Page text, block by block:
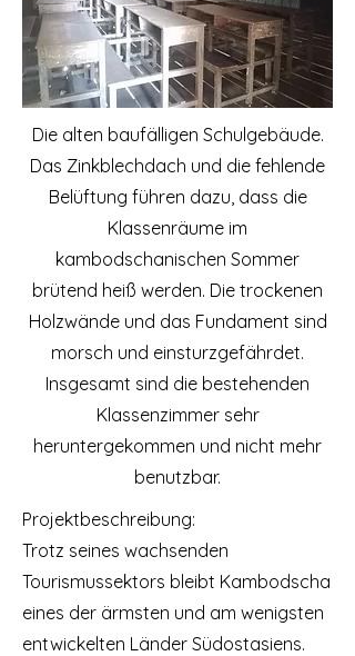
Die alten baufälligen Schulgebäude.
Das Zinkblechdach und die fehlende
Belüftung führen dazu, dass die
Klassenräume im
kambodschanischen Sommer
brütend heiß werden. Die trockenen
Holzwände und das Fundament sind
morsch und einsturzgefährdet.
Insgesamt sind die bestehenden
Klassenzimmer sehr
heruntergekommen und nicht mehr
benutzbar.
Projektbeschreibung:
Trotz seines wachsenden
Tourismussektors bleibt Kambodscha
eines der ärmsten und am wenigsten
entwickelten Länder Südostasiens.